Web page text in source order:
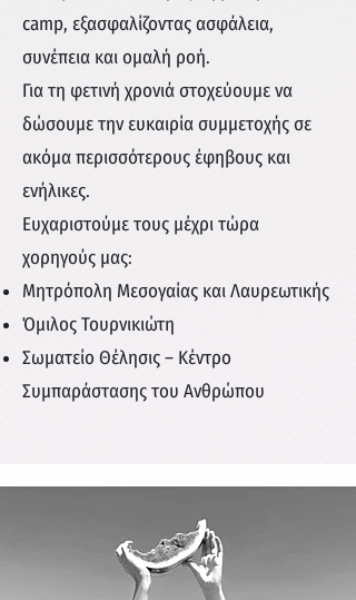
camp, εξασφαλίζοντας ασφάλεια,
συνέπεια και ομαλή ροή.
Για τη φετινή χρονιά στοχεύουμε να
δώσουμε την ευκαιρία συμμετοχής σε
ακόμα περισσότερους έφηβους και
ενήλικες.
Ευχαριστούμε τους μέχρι τώρα
χορηγούς μας:
Μητρόπολη Μεσογαίας και Λαυρεωτικής
Όμιλος Τουρνικιώτη
Σωματείο Θέλησις – Κέντρο
Συμπαράστασης του Ανθρώπου